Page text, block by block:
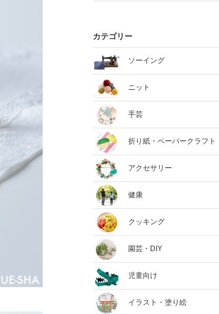
カテゴリー
ソーイング
ニット
手芸
折り紙・ペーパークラフト
アクセサリー
健康
クッキング
園芸・DIY
児童向け
イラスト・塗り絵